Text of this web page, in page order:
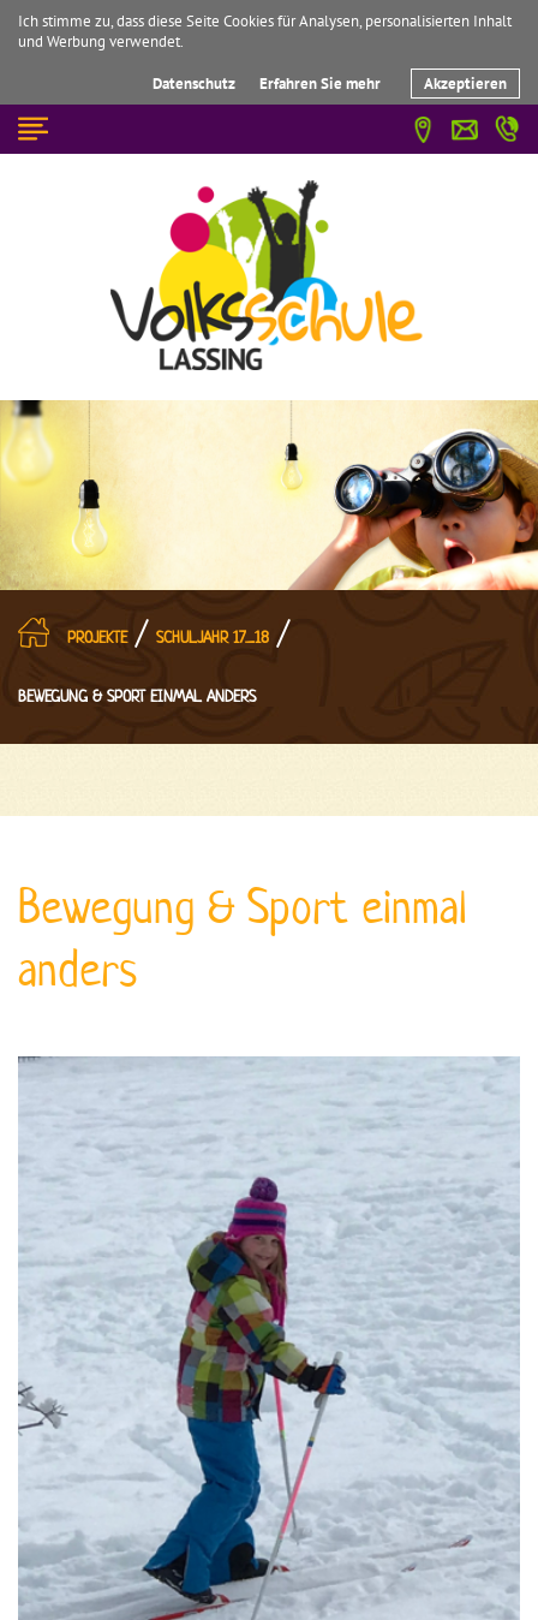
Ich stimme zu, dass diese Seite Cookies für Analysen, personalisierten Inhalt
und Werbung verwendet.
Datenschutz Erfahren Sie mehr Akzeptieren
☰
PROJEKTE/ SCHULJAHR 17_18 /
BEWEGUNG & SPORT EINMAL ANDERS
Bewegung & Sport einmal
anders